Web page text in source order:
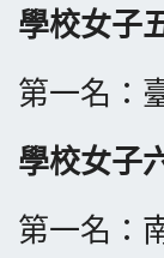
學校女子
第一名：
學校女子
第一名：